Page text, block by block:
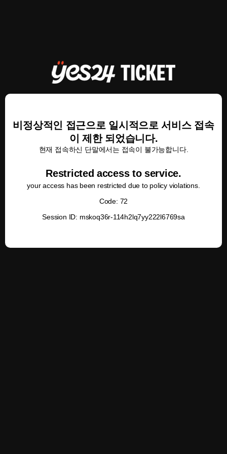
비정상적인 접근으로 일시적으로 서비스 접속
이 제한 되었습니다.
현재 접속하신 단말에서는 접속이 불가능합니다.
Restricted access to service.
your access has been restricted due to policy violations.
Code: 72
Session ID: mskoq36r-114h2lq7yy222l6769sa